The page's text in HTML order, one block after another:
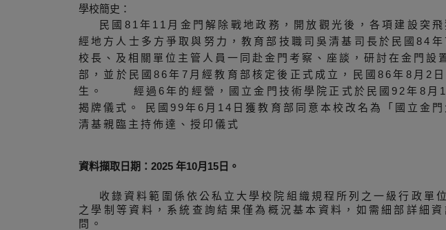
學校簡史：
民國81年11月金門解除戰地政務，開放觀光後，各項建設突
經地方人士多方爭取與努力，教育部技職司吳清基司長於民國84
校長、及相關單位主管人員一同赴金門考察、座談，研討在金門
部，並於民國86年7月經教育部核定後正式成立，民國86年8月2
生。 經過6年的經營，國立金門技術學院正式於民國92年8月1
揭牌儀式。 民國99年6月14日獲教育部同意本校改名為「國立金
清基親臨主持佈達、授印儀式
資料擷取日期：2025 年10月15日。
收錄資料範圍係依公私立大學校院組織規程所列之一級行政單
之學制等資料，系統查詢結果僅為概況基本資料，如需細部詳細
問。